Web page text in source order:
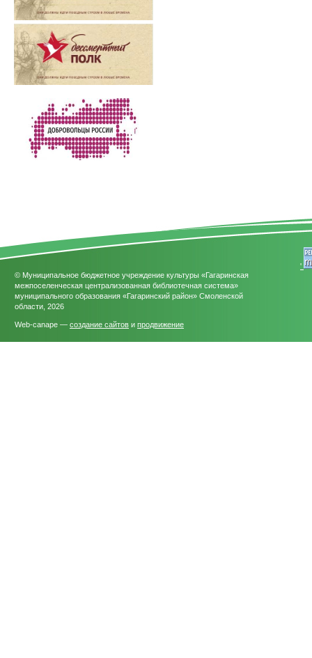
© Муниципальное бюджетное учреждение культуры «Гагаринская
межпоселенческая централизованная библиотечная система»
муниципального образования «Гагаринский район» Смоленской
области, 2026
Web-canape — создание сайтов и продвижение
'